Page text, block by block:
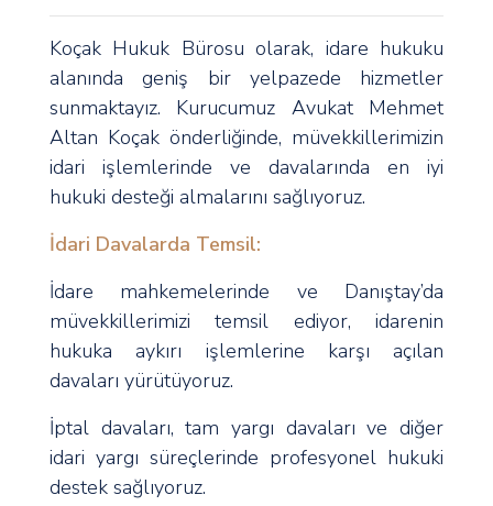
Koçak Hukuk Bürosu olarak, idare hukuku
alanında geniş bir yelpazede hizmetler
sunmaktayız. Kurucumuz Avukat Mehmet
Altan Koçak önderliğinde, müvekkillerimizin
idari işlemlerinde ve davalarında en iyi
hukuki desteği almalarını sağlıyoruz.
İdari Davalarda Temsil:
İdare mahkemelerinde ve Danıştay’da
müvekkillerimizi temsil ediyor, idarenin
hukuka aykırı işlemlerine karşı açılan
davaları yürütüyoruz.
İptal davaları, tam yargı davaları ve diğer
idari yargı süreçlerinde profesyonel hukuki
destek sağlıyoruz.